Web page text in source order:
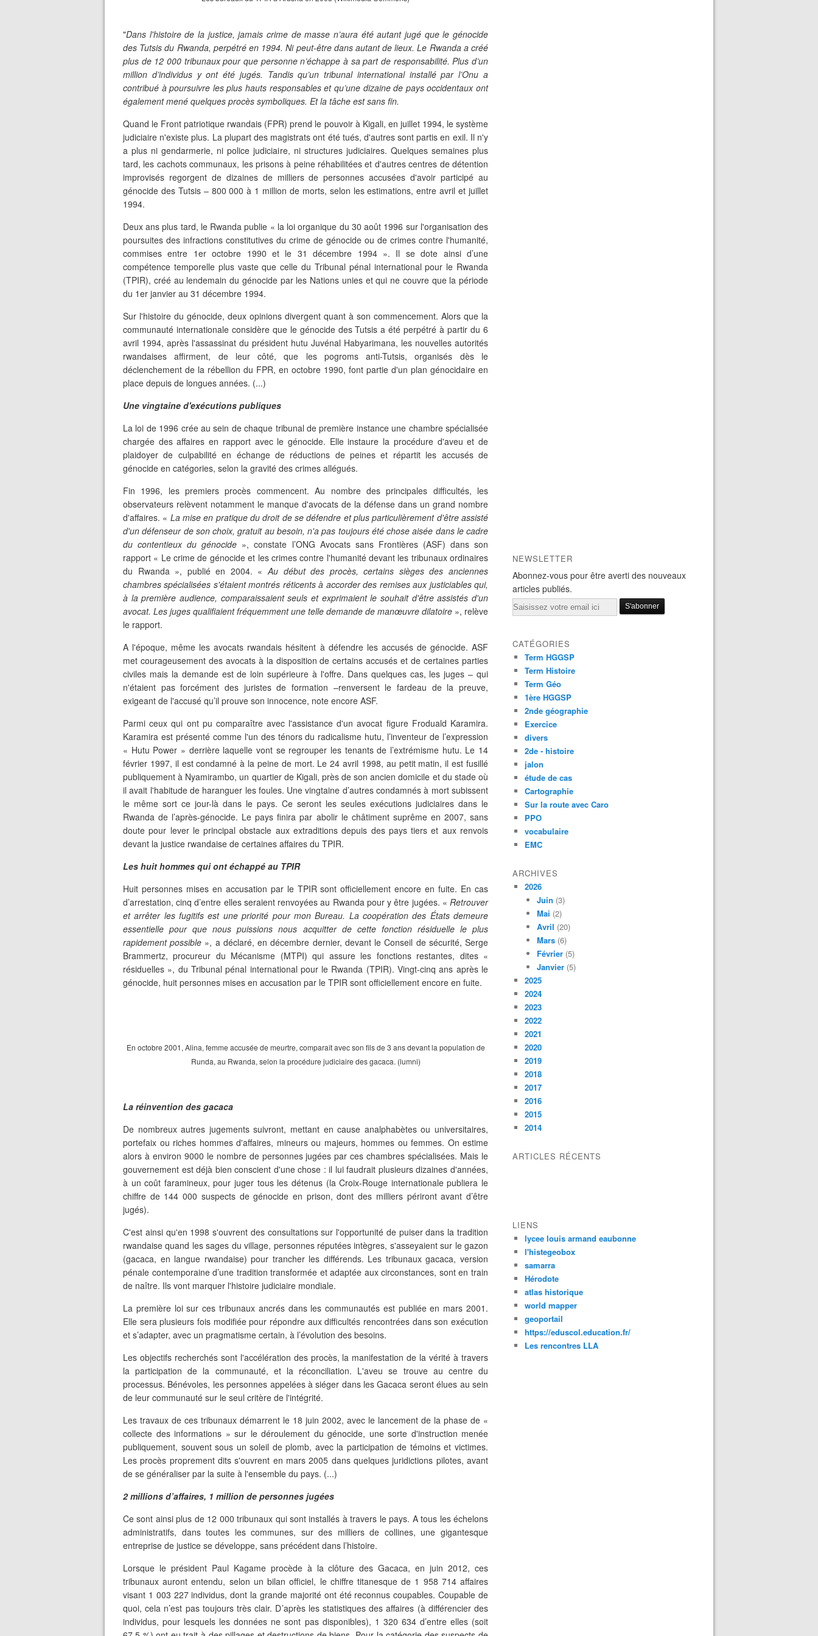
"Dans l'histoire de la justice, jamais crime de masse n’aura été autant jugé que le génocide
des Tutsis du Rwanda, perpétré en 1994. Ni peut-être dans autant de lieux. Le Rwanda a créé
plus de 12 000 tribunaux pour que personne n’échappe à sa part de responsabilité. Plus d’un
million d’individus y ont été jugés. Tandis qu’un tribunal international installé par l’Onu a
contribué à poursuivre les plus hauts responsables et qu’une dizaine de pays occidentaux ont
également mené quelques procès symboliques. Et la tâche est sans fin.
Quand le Front patriotique rwandais (FPR) prend le pouvoir à Kigali, en juillet 1994, le système
judiciaire n'existe plus. La plupart des magistrats ont été tués, d'autres sont partis en exil. Il n'y
a plus ni gendarmerie, ni police judiciaire, ni structures judiciaires. Quelques semaines plus
tard, les cachots communaux, les prisons à peine réhabilitées et d'autres centres de détention
improvisés regorgent de dizaines de milliers de personnes accusées d'avoir participé au
génocide des Tutsis – 800 000 à 1 million de morts, selon les estimations, entre avril et juillet
1994.
Deux ans plus tard, le Rwanda publie « la loi organique du 30 août 1996 sur l'organisation des
poursuites des infractions constitutives du crime de génocide ou de crimes contre l'humanité,
commises entre 1er octobre 1990 et le 31 décembre 1994 ». Il se dote ainsi d’une
compétence temporelle plus vaste que celle du Tribunal pénal international pour le Rwanda
(TPIR), créé au lendemain du génocide par les Nations unies et qui ne couvre que la période
du 1er janvier au 31 décembre 1994.
Sur l'histoire du génocide, deux opinions divergent quant à son commencement. Alors que la
communauté internationale considère que le génocide des Tutsis a été perpétré à partir du 6
avril 1994, après l'assassinat du président hutu Juvénal Habyarimana, les nouvelles autorités
rwandaises affirment, de leur côté, que les pogroms anti-Tutsis, organisés dès le
déclenchement de la rébellion du FPR, en octobre 1990, font partie d'un plan génocidaire en
place depuis de longues années. (...)
Une vingtaine d'exécutions publiques
La loi de 1996 crée au sein de chaque tribunal de première instance une chambre spécialisée
chargée des affaires en rapport avec le génocide. Elle instaure la procédure d'aveu et de
plaidoyer de culpabilité en échange de réductions de peines et répartit les accusés de
génocide en catégories, selon la gravité des crimes allégués.
Fin 1996, les premiers procès commencent. Au nombre des principales difficultés, les
observateurs relèvent notamment le manque d'avocats de la défense dans un grand nombre
d'affaires. « La mise en pratique du droit de se défendre et plus particulièrement d'être assisté
d'un défenseur de son choix, gratuit au besoin, n'a pas toujours été chose aisée dans le cadre
du contentieux du génocide », constate l’ONG Avocats sans Frontières (ASF) dans son
rapport « Le crime de génocide et les crimes contre l'humanité devant les tribunaux ordinaires
du Rwanda », publié en 2004. «Au début des procès, certains sièges des anciennes
chambres spécialisées s'étaient montrés réticents à accorder des remises aux justiciables qui,
à la première audience, comparaissaient seuls et exprimaient le souhait d'être assistés d'un
avocat. Les juges qualifiaient fréquemment une telle demande de manœuvre dilatoire », relève
le rapport.
A l'époque, même les avocats rwandais hésitent à défendre les accusés de génocide. ASF
met courageusement des avocats à la disposition de certains accusés et de certaines parties
civiles mais la demande est de loin supérieure à l'offre. Dans quelques cas, les juges – qui
n'étaient pas forcément des juristes de formation –renversent le fardeau de la preuve,
exigeant de l'accusé qu’il prouve son innocence, note encore ASF.
Parmi ceux qui ont pu comparaître avec l'assistance d'un avocat figure Froduald Karamira.
Karamira est présenté comme l'un des ténors du radicalisme hutu, l’inventeur de l’expression
« Hutu Power » derrière laquelle vont se regrouper les tenants de l’extrémisme hutu. Le 14
février 1997, il est condamné à la peine de mort. Le 24 avril 1998, au petit matin, il est fusillé
publiquement à Nyamirambo, un quartier de Kigali, près de son ancien domicile et du stade où
il avait l'habitude de haranguer les foules. Une vingtaine d’autres condamnés à mort subissent
le même sort ce jour-là dans le pays. Ce seront les seules exécutions judiciaires dans le
Rwanda de l’après-génocide. Le pays finira par abolir le châtiment suprême en 2007, sans
doute pour lever le principal obstacle aux extraditions depuis des pays tiers et aux renvois
devant la justice rwandaise de certaines affaires du TPIR.
Les huit hommes qui ont échappé au TPIR
Huit personnes mises en accusation par le TPIR sont officiellement encore en fuite. En cas
d’arrestation, cinq d’entre elles seraient renvoyées au Rwanda pour y être jugées. « Retrouver
et arrêter les fugitifs est une priorité pour mon Bureau. La coopération des États demeure
essentielle pour que nous puissions nous acquitter de cette fonction résiduelle le plus
rapidement possible », a déclaré, en décembre dernier, devant le Conseil de sécurité, Serge
Brammertz, procureur du Mécanisme (MTPI) qui assure les fonctions restantes, dites «
résiduelles », du Tribunal pénal international pour le Rwanda (TPIR). Vingt-cinq ans après le
génocide, huit personnes mises en accusation par le TPIR sont officiellement encore en fuite.
En octobre 2001, Alina, femme accusée de meurtre, comparaît avec son fils de 3 ans devant la population de
Runda, au Rwanda, selon la procédure judiciaire des gacaca. (lumni)
La réinvention des gacaca
De nombreux autres jugements suivront, mettant en cause analphabètes ou universitaires,
portefaix ou riches hommes d'affaires, mineurs ou majeurs, hommes ou femmes. On estime
alors à environ 9000 le nombre de personnes jugées par ces chambres spécialisées. Mais le
gouvernement est déjà bien conscient d'une chose : il lui faudrait plusieurs dizaines d'années,
à un coût faramineux, pour juger tous les détenus (la Croix-Rouge internationale publiera le
chiffre de 144 000 suspects de génocide en prison, dont des milliers périront avant d’être
jugés).
C'est ainsi qu'en 1998 s'ouvrent des consultations sur l'opportunité de puiser dans la tradition
rwandaise quand les sages du village, personnes réputées intègres, s'asseyaient sur le gazon
(gacaca, en langue rwandaise) pour trancher les différends. Les tribunaux gacaca, version
pénale contemporaine d’une tradition transformée et adaptée aux circonstances, sont en train
de naître. Ils vont marquer l'histoire judiciaire mondiale.
La première loi sur ces tribunaux ancrés dans les communautés est publiée en mars 2001.
Elle sera plusieurs fois modifiée pour répondre aux difficultés rencontrées dans son exécution
et s’adapter, avec un pragmatisme certain, à l’évolution des besoins.
Les objectifs recherchés sont l'accélération des procès, la manifestation de la vérité à travers
la participation de la communauté, et la réconciliation. L'aveu se trouve au centre du
processus. Bénévoles, les personnes appelées à siéger dans les Gacaca seront élues au sein
de leur communauté sur le seul critère de l'intégrité.
Les travaux de ces tribunaux démarrent le 18 juin 2002, avec le lancement de la phase de «
collecte des informations » sur le déroulement du génocide, une sorte d'instruction menée
publiquement, souvent sous un soleil de plomb, avec la participation de témoins et victimes.
Les procès proprement dits s'ouvrent en mars 2005 dans quelques juridictions pilotes, avant
de se généraliser par la suite à l'ensemble du pays. (...)
2 millions d’affaires, 1 million de personnes jugées
Ce sont ainsi plus de 12 000 tribunaux qui sont installés à travers le pays. A tous les échelons
administratifs, dans toutes les communes, sur des milliers de collines, une gigantesque
entreprise de justice se développe, sans précédent dans l’histoire.
Lorsque le président Paul Kagame procède à la clôture des Gacaca, en juin 2012, ces
tribunaux auront entendu, selon un bilan officiel, le chiffre titanesque de 1 958 714 affaires
visant 1 003 227 individus, dont la grande majorité ont été reconnus coupables. Coupable de
quoi, cela n’est pas toujours très clair. D’après les statistiques des affaires (à différencier des
individus, pour lesquels les données ne sont pas disponibles), 1 320 634 d’entre elles (soit
NEWSLETTER
Abonnez-vous pour être averti des nouveaux
articles publiés.
Email
CATÉGORIES
Term HGGSP
Term Histoire
Term Géo
1ère HGGSP
2nde géographie
Exercice
divers
2de - histoire
jalon
étude de cas
Cartographie
Sur la route avec Caro
PPO
vocabulaire
EMC
ARCHIVES
2026
Juin (3)
Mai (2)
Avril (20)
Mars (6)
Février (5)
Janvier (5)
2025
2024
2023
2022
2021
2020
2019
2018
2017
2016
2015
2014
ARTICLES RÉCENTS
LIENS
lycee louis armand eaubonne
l'histegeobox
samarra
Hérodote
atlas historique
world mapper
geoportail
https://eduscol.education.fr/
Les rencontres LLA